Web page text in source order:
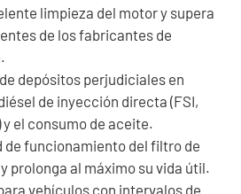
limpieza del motor y supera
de los fabricantes de
depósitos perjudiciales en
de inyección directa (FSI,
el consumo de aceite.
de funcionamiento del filtro de
prolonga al máximo su vida útil.
vehículos con intervalos de